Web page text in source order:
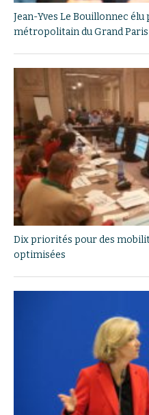
Jean-Yves Le Bouillonnec
métropolitain du Grand Paris
Dix priorités pour des
optimisées